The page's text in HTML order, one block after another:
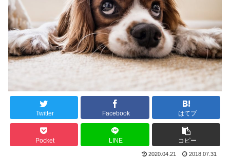
Twitter Facebook はてブ
Pocket LINE コピー
2020.04.21 2018.07.31